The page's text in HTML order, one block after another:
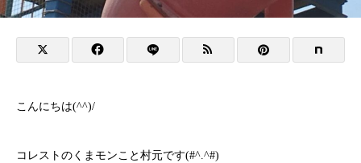
こんにちは(^^)/
コレストのくまモンこと村元です(#^.^#)